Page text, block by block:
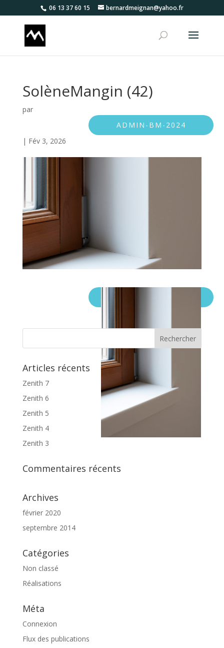
06 13 37 60 15 bernardmeignan@yahoo.fr
SolèneMangin (42)
par
ADMIN-BM-2024
| Fév 3, 2026
Articles récents
Zenith 7
Zenith 6
Zenith 5
Zenith 4
Zenith 3
Commentaires récents
Archives
février 2020
septembre 2014
Catégories
Non classé
Réalisations
Méta
Connexion
Flux des publications